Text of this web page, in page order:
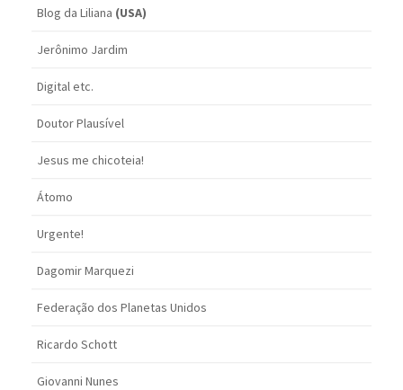
Blog da Liliana (USA)
Jerônimo Jardim
Digital etc.
Doutor Plausível
Jesus me chicoteia!
Átomo
Urgente!
Dagomir Marquezi
Federação dos Planetas Unidos
Ricardo Schott
Giovanni Nunes